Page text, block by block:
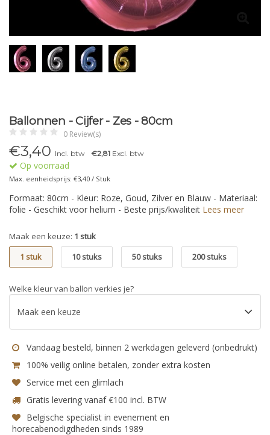
Ballonnen - Cijfer - Zes - 80cm
0 Review(s)
€3,40 Incl. btw €2,81 Excl. btw
Op voorraad
Max. eenheidsprijs: €3,40 / Stuk
Formaat: 80cm - Kleur: Roze, Goud, Zilver en Blauw - Materiaal:
folie - Geschikt voor helium - Beste prijs/kwaliteit Lees meer
Maak een keuze: 1 stuk
1 stuk
10 stuks 50 stuks 200 stuks
Welke kleur van ballon verkies je?
Vandaag besteld, binnen 2 werkdagen geleverd (onbedrukt)
100% veilig online betalen, zonder extra kosten
Service met een glimlach
Gratis levering vanaf €100 incl. BTW
Belgische specialist in evenement en
horecabenodigdheden sinds 1989